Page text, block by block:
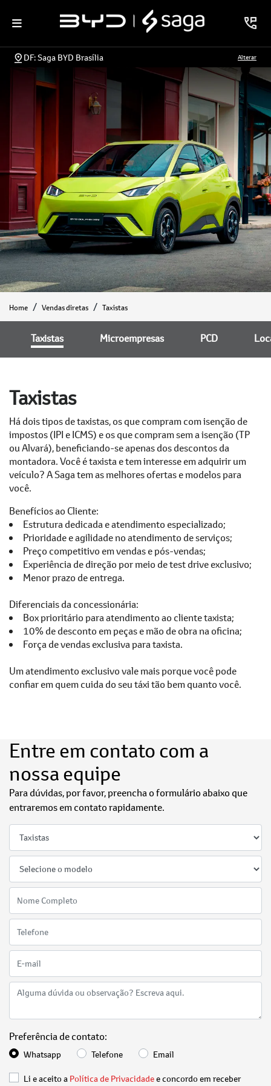
DF: Saga BYD Brasília Alterar
Home Vendas diretas Taxistas
Microempresas PCD
Taxistas
Taxistas
Há dois tipos de taxistas, os que compram com isenção de
impostos (IPI e ICMS) e os que compram sem a isenção (TP
ou Alvará), beneficiando-se apenas dos descontos da
montadora. Você é taxista e tem interesse em adquirir um
veículo? A Saga tem as melhores ofertas e modelos para
você.
Benefícios ao Cliente:
Estrutura dedicada e atendimento especializado;
Prioridade e agilidade no atendimento de serviços;
Preço competitivo em vendas e pós-vendas;
Experiência de direção por meio de test drive exclusivo;
Menor prazo de entrega.
Diferenciais da concessionária:
Box prioritário para atendimento ao cliente taxista;
10% de desconto em peças e mão de obra na oficina;
Força de vendas exclusiva para taxista.
Um atendimento exclusivo vale mais porque você pode
confiar em quem cuida do seu táxi tão bem quanto você.
Entre em contato com a
nossa equipe
Para dúvidas, por favor, preencha o formulário abaixo que
entraremos em contato rapidamente.
Preferência de contato:
Whatsapp Telefone Email
Li e aceito a Política de Privacidadee concordo em receber